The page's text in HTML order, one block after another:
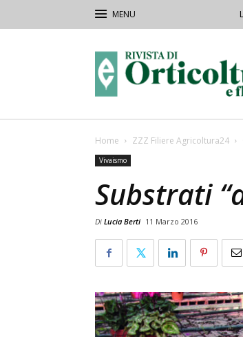
Orticoltura
Home ZZZ Filiere Agricoltura24
Vivaismo
Substrati
Di Lucia Berti 11 Marzo 2016